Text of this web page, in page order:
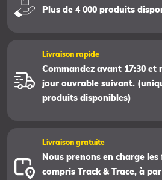
Plus de 4 000 produits
Livraison rapide
Commandez avant 17:30 et
jour ouvrable suivant.
produits disponibles)
Livraison gratuite
Nous prenons en charge
compris Track & Trace, à